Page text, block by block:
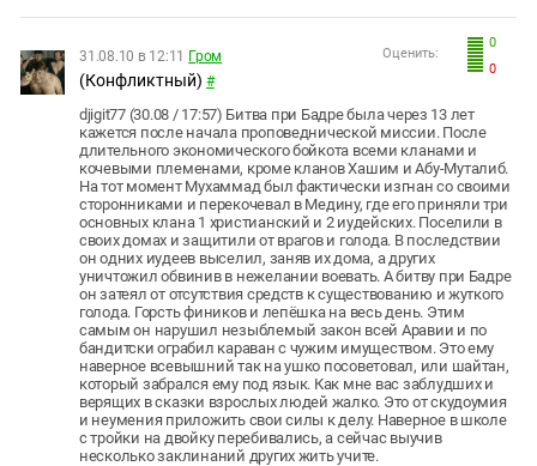
0
0
Оценить:
31.08.10 в 12:11 Гром
(Конфликтный) #
djigit77 (30.08 / 17:57) Битва при Бадре была через 13 лет
кажется после начала проповеднической миссии. После
длительного экономического бойкота всеми кланами и
кочевыми племенами, кроме кланов Хашим и Абу-Муталиб.
На тот момент Мухаммад был фактически изгнан со своими
сторонниками и перекочевал в Медину, где его приняли три
основных клана 1 христианский и 2 иудейских. Поселили в
своих домах и защитили от врагов и голода. В последствии
он одних иудеев выселил, заняв их дома, а других
уничтожил обвинив в нежелании воевать. А битву при Бадре
он затеял от отсутствия средств к существованию и жуткого
голода. Горсть фиников и лепёшка на весь день. Этим
самым он нарушил незыблемый закон всей Аравии и по
бандитски ограбил караван с чужим имуществом. Это ему
наверное всевышний так на ушко посоветовал, или шайтан,
который забрался ему под язык. Как мне вас заблудших и
верящих в сказки взрослых людей жалко. Это от скудоумия
и неумения приложить свои силы к делу. Наверное в школе
с тройки на двойку перебивались, а сейчас выучив
несколько заклинаний других жить учите.